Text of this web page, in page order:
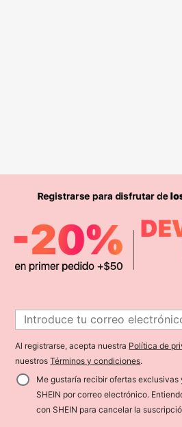
Al registrarse, acepta nuestra Política de
nuestrosTérminos y condiciones.
Me gustaría recibir ofertas
SHEIN por correo electrónico.
con SHEIN para cancelar la